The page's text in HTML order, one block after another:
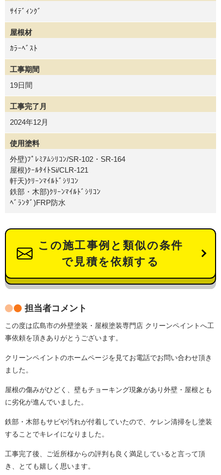
ｻｲﾃﾞｨﾝｸﾞ
屋根材
ｶﾗｰﾍﾞｽﾄ
工事期間
19日間
工事完了月
2024年12月
使用塗料
外壁)ﾌﾟﾚﾐｱﾑｼﾘｺﾝ/SR-102・SR-164
屋根)ｸｰﾙﾀｲﾄSi/CLR-121
軒天)ｸﾘｰﾝﾏｲﾙﾄﾞｼﾘｺﾝ
鉄部・木部)ｸﾘｰﾝﾏｲﾙﾄﾞｼﾘｺﾝ
ﾍﾞﾗﾝﾀﾞ)FRP防水
この施工事例と類似の条件
で見積を依頼する
担当者コメント
この度は広島市の外壁塗装・屋根塗装専門店 クリーンペイントへ工
事依頼を頂きありがとうございます。
クリーンペイントのホームページを見てお電話でお問い合わせ頂き
ました。
屋根の傷みがひどく、壁もチョーキング現象があり外壁・屋根とも
に劣化が進んでいました。
鉄部・木部もサビや汚れが付着していたので、ケレン清掃をし塗装
することでキレイになりました。
工事完了後、ご近所様からの評判も良く満足していると言って頂
き、とても嬉しく思います。